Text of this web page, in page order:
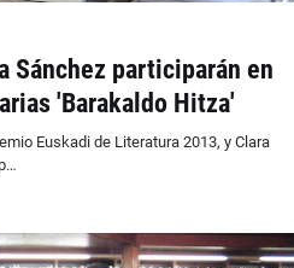
Sánchez participarán en
'Barakaldo Hitza'
Euskadi de Literatura 2013, y Clara